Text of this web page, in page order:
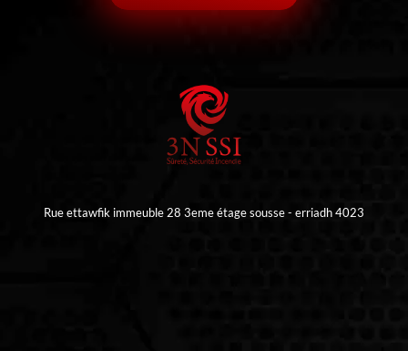
Rue ettawfik immeuble 28 3eme étage sousse - erriadh 4023